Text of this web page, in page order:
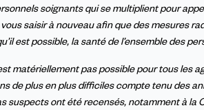
soignants qui se multiplient pour
saisir à nouveau afin que des mesures
est possible, la santé de l’ensemble des
matériellement pas possible pour tous les
de plus en plus difficiles compte tenu des
suspects ont été recensés, notamment à la